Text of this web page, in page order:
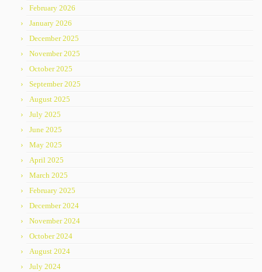
February 2026
January 2026
December 2025
November 2025
October 2025
September 2025
August 2025
July 2025
June 2025
May 2025
April 2025
March 2025
February 2025
December 2024
November 2024
October 2024
August 2024
July 2024